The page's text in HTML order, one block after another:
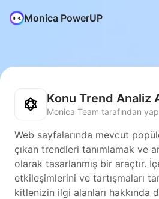
Monica PowerUP
Konu Trend Analiz
Monica Team tarafından
Web sayfalarında mevcut
çıkan trendleri tanımlamak ve
olarak tasarlanmış bir araçtır.
etkileşimlerini ve tartışmaları
kitlenizin ilgi alanları hakkında